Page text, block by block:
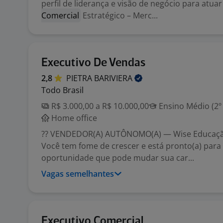
perfil de liderança e visão de negócio para
Comercial Estratégico – Merc...
Executivo De Vendas
2,8 PIETRA BARIVIERA
Todo Brasil
R$ 3.000,00 a R$ 10.000,00
Ensino Médio
Home office
?? VENDEDOR(A) AUTÔNOMO(A) — Wise
Você tem fome de crescer e está pronto(a)
oportunidade que pode mudar sua car...
Vagas semelhantes